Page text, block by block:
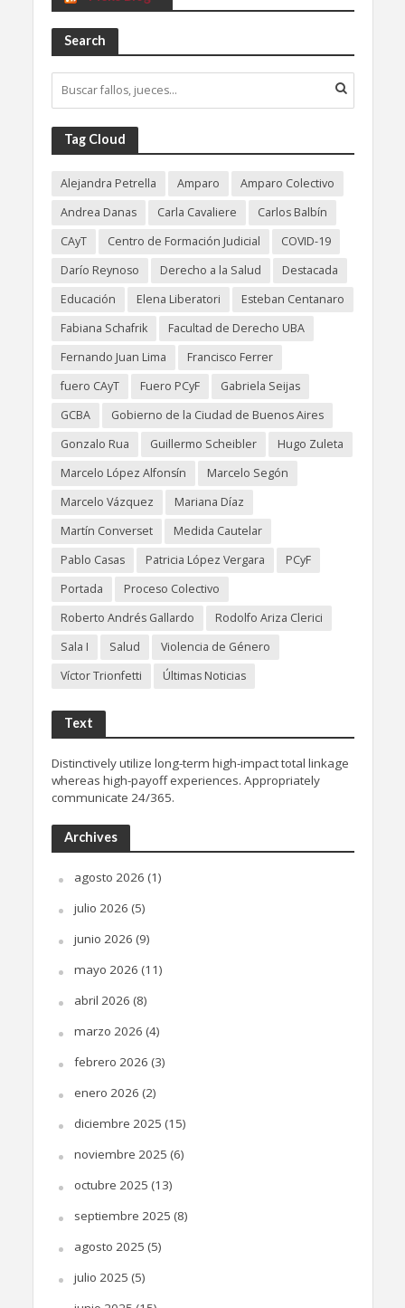
Search
Tag Cloud
Alejandra Petrella Amparo
Amparo Colectivo
Andrea Danas
Carla Cavaliere
Carlos Balbín
CAyT
Centro de Formación Judicial
COVID-19
Darío Reynoso
Derecho a la Salud
Destacada
Educación
Elena Liberatori
Esteban Centanaro
Fabiana Schafrik
Facultad de Derecho UBA
Fernando Juan Lima
Francisco Ferrer
fuero CAyT
Fuero PCyF
Gabriela Seijas
GCBA
Gobierno de la Ciudad de Buenos Aires
Gonzalo Rua
Guillermo Scheibler
Hugo Zuleta
Marcelo López Alfonsín
Marcelo Segón
Marcelo Vázquez
Mariana Díaz
Martín Converset
Medida Cautelar
Pablo Casas
Patricia López Vergara
PCyF
Portada
Proceso Colectivo
Roberto Andrés Gallardo
Rodolfo Ariza Clerici
Sala I
Salud
Violencia de Género
Víctor Trionfetti
Últimas Noticias
Text
Distinctively utilize long-term high-impact total linkage
whereas high-payoff experiences. Appropriately
communicate 24/365.
Archives
agosto 2026 (1)
julio 2026 (5)
junio 2026 (9)
mayo 2026 (11)
abril 2026 (8)
marzo 2026 (4)
febrero 2026 (3)
enero 2026 (2)
diciembre 2025 (15)
noviembre 2025 (6)
octubre 2025 (13)
septiembre 2025 (8)
agosto 2025 (5)
julio 2025 (5)